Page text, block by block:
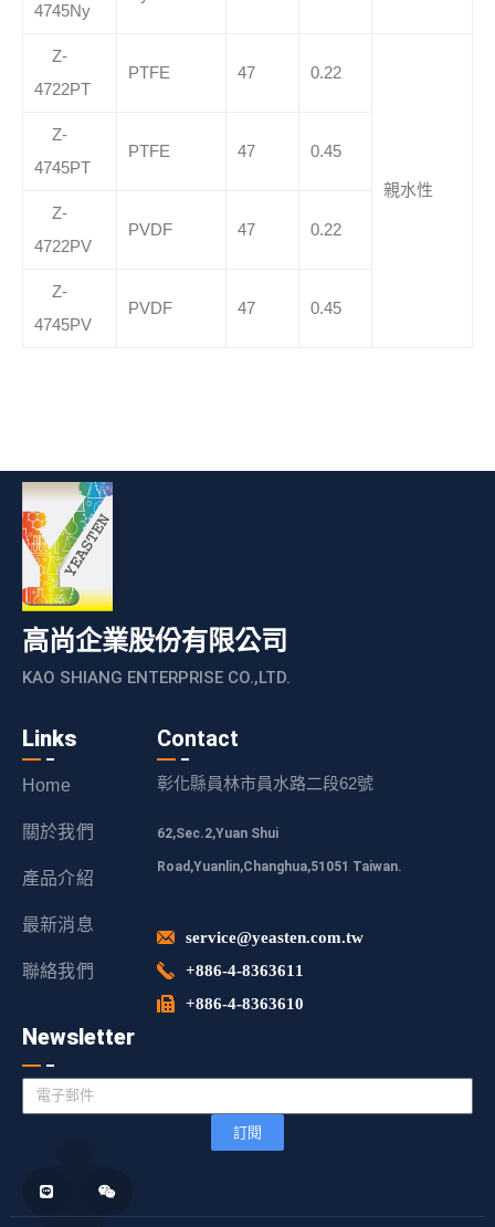
4745Ny
Z-
4722PT
PTFE 47 0.22
親水性
Z-
4745PT
PTFE 47 0.45
Z-
4722PV
PVDF 47 0.22
Z-
4745PV
PVDF 47 0.45
高尚企業股份有限公司
KAO SHIANG ENTERPRISE CO.,LTD.
Links
Home
關於我們
產品介紹
最新消息
聯絡我們
Contact
彰化縣員林市員水路二段62號
62,Sec.2,Yuan Shui
Road,Yuanlin,Changhua,51051 Taiwan.
service@yeasten.com.tw
+886-4-8363611
+886-4-8363610
Newsletter
訂閱